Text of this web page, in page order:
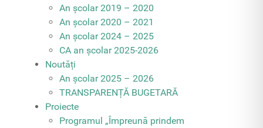
An școlar 2019 – 2020
An școlar 2020 – 2021
An școlar 2024 – 2025
CA an școlar 2025-2026
Noutăți
An școlar 2025 – 2026
TRANSPARENȚĂ BUGETARĂ
Proiecte
Programul „Împreună prindem